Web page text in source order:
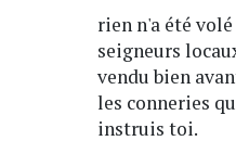
rien n'a été
seigneurs
vendu bien
les conneries
instruis toi.